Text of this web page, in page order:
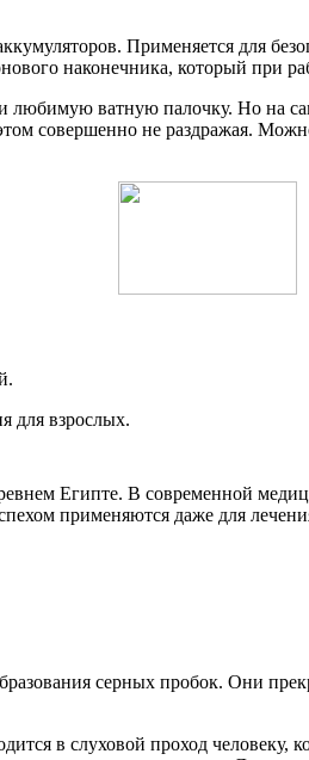
Применяется для
наконечника, который при
ватную палочку. Но на
совершенно не раздражая.
для взрослых.
Египте. В современной
применяются даже для
серных пробок. Они
в слуховой проход